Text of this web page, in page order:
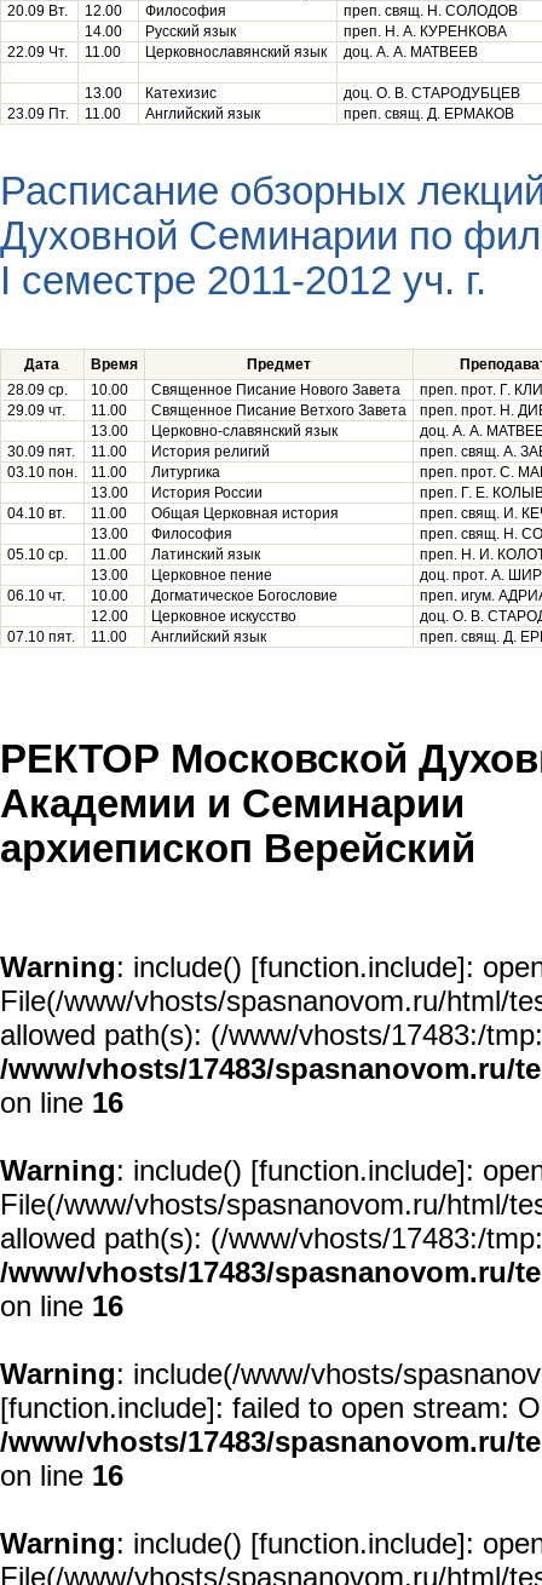
20.09 Вт.
12.00 Философия
преп. свящ. Н. СОЛОДОВ
14.00
Русский язык
преп. Н. А. КУРЕНКОВА
22.09 Чт.
11.00 Церковнославянский язык доц. А. А. МАТВЕЕВ
13.00 Катехизис
доц. О. В. СТАРОДУБЦЕВ
23.09 Пт.
11.00 Английский язык преп. свящ. Д. ЕРМАКОВ
Расписание обзорных
Духовной Семинарии по
I семестре 2011-2012 уч. г.
Дата Время Предмет
28.09 ср.
10.00 Священное Писание Нового Завета
преп. прот. Г.
29.09 чт.
11.00 Священное Писание Ветхого Завета
преп. прот. Н.
13.00
Церковно-славянский язык
доц. А. А.
30.09 пят.
11.00 История религий
преп. свящ. А.
03.10 пон.
11.00 Литургика
преп. прот. С.
13.00
История России
преп. Г. Е.
04.10 вт.
11.00 Общая Церковная история
преп. свящ. И.
13.00
Философия
преп. свящ. Н.
05.10 ср.
11.00 Латинский язык
преп. Н. И.
13.00
Церковное пение
доц. прот. А.
06.10 чт.
10.00 Догматическое Богословие
преп. игум.
12.00
Церковное искусство
доц. О. В.
07.10 пят.
11.00 Английский язык преп. свящ. Д.
РЕКТОР Московской
Академии и Семинарии
архиепископ Верейский
Warning: include() [function.include]:
File(/www/vhosts/spasnanovom.ru/html/
allowed path(s): (/www/vhosts/17483:/
/www/vhosts/17483/spasnanovom.ru/
on line 16
Warning: include() [function.include]:
File(/www/vhosts/spasnanovom.ru/html/
allowed path(s): (/www/vhosts/17483:/
/www/vhosts/17483/spasnanovom.ru/
on line 16
Warning: include(/www/vhosts/
[function.include]: failed to open stream:
/www/vhosts/17483/spasnanovom.ru/
on line 16
Warning: include() [function.include]:
File(/www/vhosts/spasnanovom.ru/html/